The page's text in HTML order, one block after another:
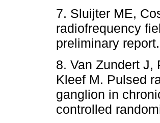
7. Sluijter ME,
radiofrequency
preliminary
8. Van Zundert J,
Kleef M. Pulsed
ganglion in
controlled